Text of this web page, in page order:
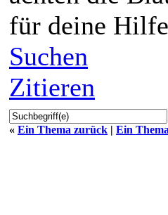
für deine
Suchen
Zitieren
« Ein Thema zurück | Ein